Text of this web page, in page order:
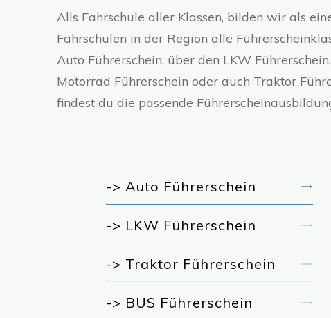
Alls Fahrschule aller Klassen, bilden wir als
Fahrschulen in der Region alle
Auto Führerschein, über den LKW
Motorrad Führerschein oder auch Traktor
findest du die passende
-> Auto Führerschein
-> LKW Führerschein
-> Traktor Führerschein
-> BUS Führerschein